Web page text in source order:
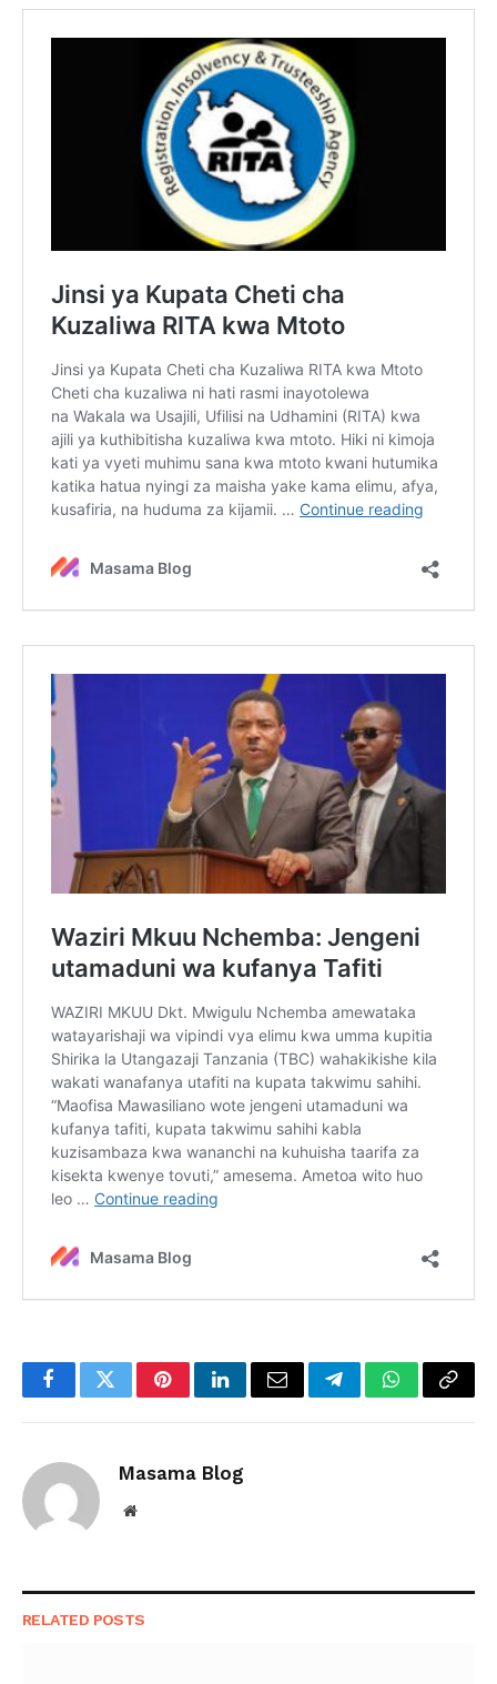
FacebookTwitterPinterestLinkedInEmail TelegramWhatsApp
Copy
Masama Blog
Website
RELATED POSTS